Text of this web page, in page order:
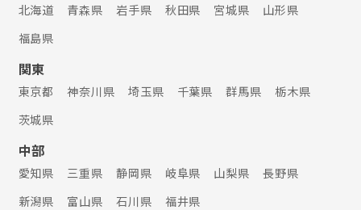
北海道 青森県 岩手県 秋田県 宮城県
山形県
福島県
関東
東京都 神奈川県 埼玉県 千葉県 群馬県
栃木県
茨城県
中部
愛知県 三重県 静岡県 岐阜県 山梨県
長野県
新潟県
富山県 石川県 福井県